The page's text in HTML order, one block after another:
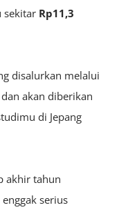
sekitar Rp11,3
disalurkan melalui
akan diberikan
di Jepang
akhir tahun
serius